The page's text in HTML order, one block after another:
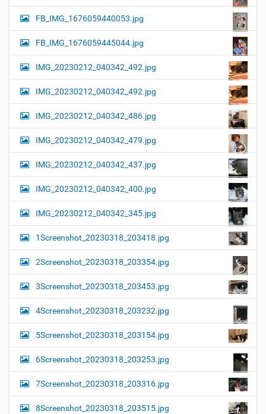
FB_IMG_1676059440053.jpg
FB_IMG_1676059445044.jpg
IMG_20230212_040342_492.jpg
IMG_20230212_040342_492.jpg
IMG_20230212_040342_486.jpg
IMG_20230212_040342_479.jpg
IMG_20230212_040342_437.jpg
IMG_20230212_040342_400.jpg
IMG_20230212_040342_345.jpg
1Screenshot_20230318_203418.jpg
2Screenshot_20230318_203354.jpg
3Screenshot_20230318_203453.jpg
4Screenshot_20230318_203232.jpg
5Screenshot_20230318_203154.jpg
6Screenshot_20230318_203253.jpg
7Screenshot_20230318_203316.jpg
8Screenshot_20230318_203515.jpg